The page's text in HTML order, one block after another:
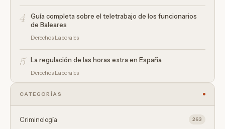
4
Guía completa sobre el teletrabajo de los funcionarios
de Baleares
Derechos Laborales
5 La regulación de las horas extra en España
Derechos Laborales
CATEGORÍAS
Criminología 263